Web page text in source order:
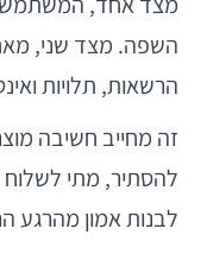
השפה. מצד שני,
הרשאות, תלויות
זה מחייב חשיבה
להסתיר, מתי
לבנות אמון מהרגע